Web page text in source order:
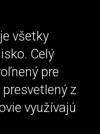
všetky
Celý
pre
z
využívajú